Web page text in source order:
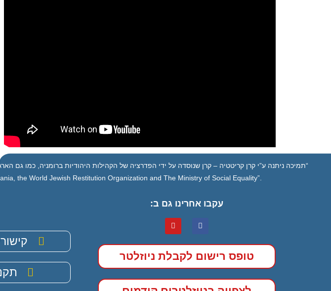
“תמיכה ניתנה ע”י קרן קריטטיה – קרן שנוסדה על ידי הפדרציה של הקהילות היהודיות ברומניה, כמו גם
the World Jewish Restitution Organization and The Ministry of Social Equality”.
עקבו אחרינו גם ב:
טופס רישום לקבלת ניוזלטר